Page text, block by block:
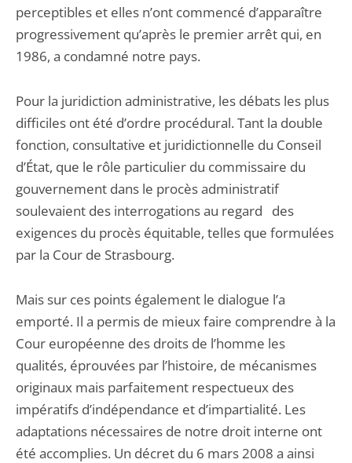
perceptibles et elles n’ont commencé d’apparaître
progressivement qu’après le premier arrêt qui, en
1986, a condamné notre pays.
Pour la juridiction administrative, les débats les plus
difficiles ont été d’ordre procédural. Tant la double
fonction, consultative et juridictionnelle du Conseil
d’État, que le rôle particulier du commissaire du
gouvernement dans le procès administratif
soulevaient des interrogations au regard des
exigences du procès équitable, telles que formulées
par la Cour de Strasbourg.
Mais sur ces points également le dialogue l’a
emporté. Il a permis de mieux faire comprendre à la
Cour européenne des droits de l’homme les
qualités, éprouvées par l’histoire, de mécanismes
originaux mais parfaitement respectueux des
impératifs d’indépendance et d’impartialité. Les
adaptations nécessaires de notre droit interne ont
été accomplies. Un décret du 6 mars 2008 a ainsi